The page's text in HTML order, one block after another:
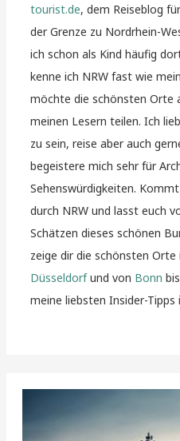
tourist.de, dem Reiseblog
der Grenze zu Nordrhein-
ich schon als Kind häufig
kenne ich NRW fast wie
möchte die schönsten Orte
meinen Lesern teilen. Ich
zu sein, reise aber auch
begeistere mich sehr für
Sehenswürdigkeiten.
durch NRW und lasst euch
Schätzen dieses schönen
zeige dir die schönsten Orte
Düsseldorfund von Bonn bis
meine liebsten Insider-